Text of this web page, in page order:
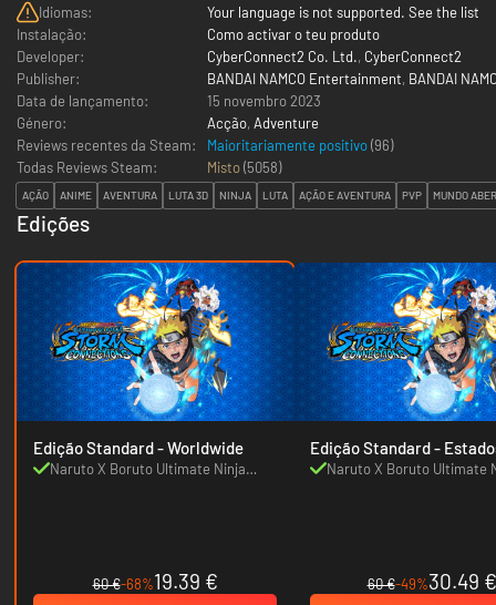
Idiomas:
Your language is not supported. See the list
Instalação:
Como activar o teu produto
Developer:
CyberConnect2 Co. Ltd., CyberConnect2
Publisher:
BANDAI NAMCO Entertainment, BANDAI
Data de lançamento:
15 novembro 2023
Género:
Acção, Adventure
Reviews recentes da Steam:
Maioritariamente positivo(96)
Todas Reviews Steam:
Misto(5058)
AÇÃO ANIME AVENTURA LUTA 3D NINJA LUTA AÇÃO E AVENTURA PVP MUNDO
Edições
Edição Standard - Worldwide
Naruto X Boruto Ultimate Ninja
60 €-68%19.39 €
Edição Standard - Estados
Unidos
Naruto X Boruto Ultimate
60 €-49%30.49 €